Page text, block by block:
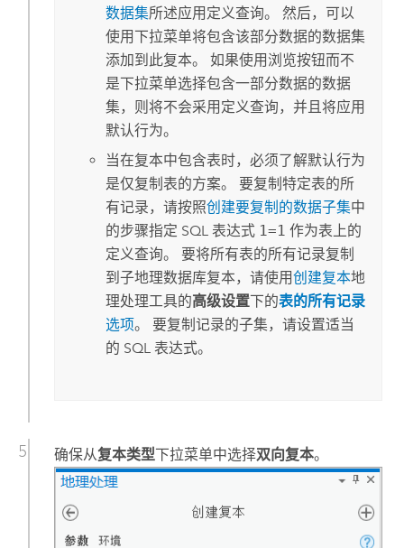
数据集所述应用定义查询。 然后，可以
使用下拉菜单将包含该部分数据的数据集
添加到此复本。 如果使用浏览按钮而不
是下拉菜单选择包含一部分数据的数据
集，则将不会采用定义查询，并且将应用
默认行为。
当在复本中包含表时，必须了解默认行为
是仅复制表的方案。 要复制特定表的所
有记录，请按照创建要复制的数据子集中
的步骤指定 SQL 表达式 1=1 作为表上的
定义查询。 要将所有表的所有记录复制
到子地理数据库复本，请使用创建复本地
理处理工具的高级设置下的表的所有记录
选项。 要复制记录的子集，请设置适当
的 SQL 表达式。
确保从复本类型下拉菜单中选择双向复本。